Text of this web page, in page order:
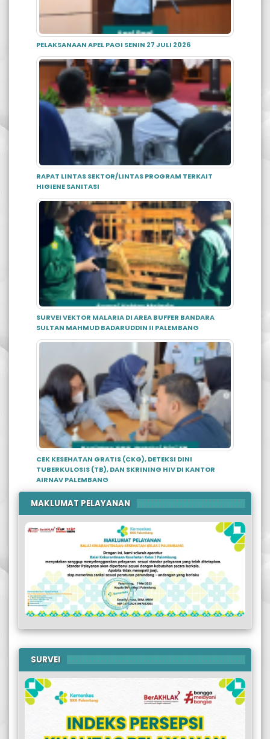
PELAKSANAAN APEL PAGI SENIN 27 JULI 2026
RAPAT LINTAS SEKTOR/LINTAS PROGRAM TERKAIT
HIGIENE SANITASI
SURVEI VEKTOR MALARIA DI AREA BUFFER BANDARA
SULTAN MAHMUD BADARUDDIN II PALEMBANG
CEK KESEHATAN GRATIS (CKG), DETEKSI DINI
TUBERKULOSIS (TB), DAN SKRINING HIV DI KANTOR
AIRNAV PALEMBANG
MAKLUMAT PELAYANAN
SURVEI
Previous Next